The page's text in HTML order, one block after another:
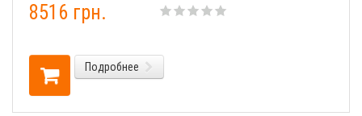
8516 грн.
Подробнее